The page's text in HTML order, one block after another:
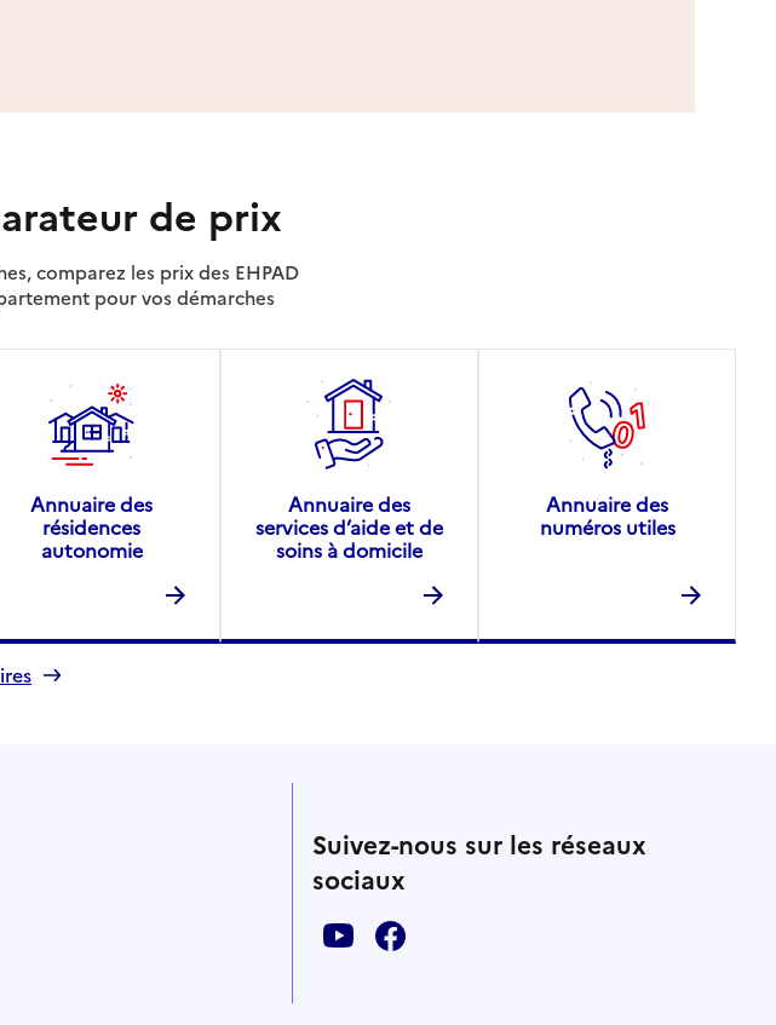
de prix
comparez les prix des EHPAD
pour vos démarches
Annuaire des
résidences
autonomie
Annuaire des
services d’aide et de
soins à domicile
Annuaire des
numéros utiles
Suivez-nous sur les réseaux
sociaux